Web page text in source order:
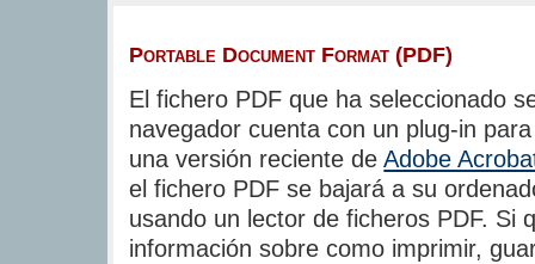
Portable Document Format (PDF)
El fichero PDF que ha seleccionado
navegador cuenta con un plug-in
una versión reciente deAdobe
el fichero PDF se bajará a su
usando un lector de ficheros PDF. Si
información sobre como imprimir,